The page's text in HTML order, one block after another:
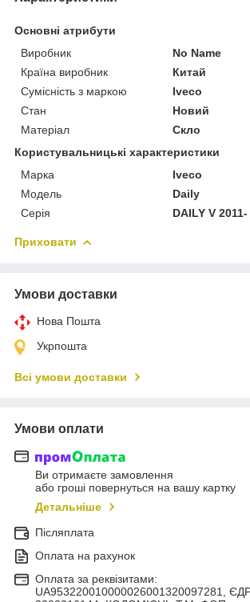
Основні атрибути
Виробник
No Name
Країна виробник
Китай
Сумісність з маркою
Iveco
Стан
Новий
Матеріал
Скло
Користувальницькі характеристики
Марка
Iveco
Мoдель
Daily
Серія
DAILY V 2011-
Приховати
Умови доставки
Нова Пошта
Укрпошта
Всі умови доставки
Умови оплати
Ви отримаєте замовлення
або гроші повернуться на вашу картку
Детальніше
Післяплата
Оплата на рахунок
Оплата за реквізитами:
UA953220010000026001320097281,